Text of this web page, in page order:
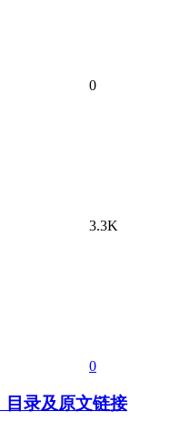
0
3.3K
0
目录及原文链接